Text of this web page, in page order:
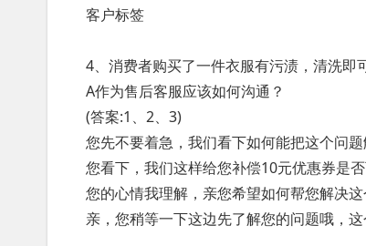
客户标签
4、消费者购买了一件衣服有污渍，清洗
A作为售后客服应该如何沟通？
(答案:1、2、3)
您先不要着急，我们看下如何能把这个问
您看下，我们这样给您补偿10元优惠券是
您的心情我理解，亲您希望如何帮您解决
亲，您稍等一下这边先了解您的问题哦，